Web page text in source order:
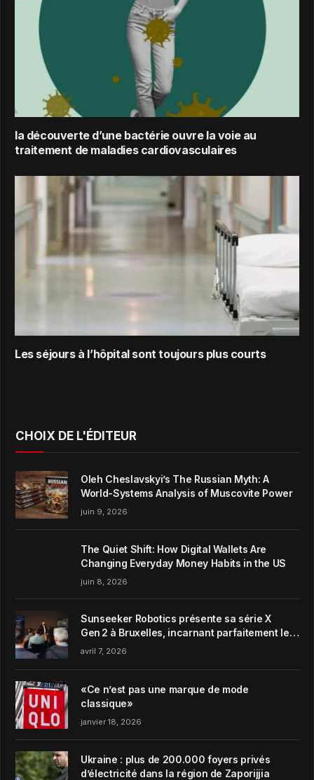
la découverte d’une bactérie ouvre la voie au
traitement de maladies cardiovasculaires
Les séjours à l’hôpital sont toujours plus courts
CHOIX DE L'ÉDITEUR
Oleh Cheslavskyi’s The Russian Myth: A
World-Systems Analysis of Muscovite Power
juin 9, 2026
The Quiet Shift: How Digital Wallets Are
Changing Everyday Money Habits in the US
juin 8, 2026
Sunseeker Robotics présente sa série X
Gen 2 à Bruxelles, incarnant parfaitement le
concept de Garden Harmony de la marque
avril 7, 2026
«Ce n’est pas une marque de mode
classique»
janvier 18, 2026
Ukraine : plus de 200.000 foyers privés
d’électricité dans la région de Zaporijjia